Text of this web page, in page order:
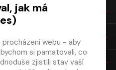
jak má
webu - aby
si pamatovali, co
zjistili stav vaší